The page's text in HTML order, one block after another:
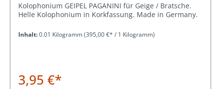
Kolophonium GEIPEL PAGANINI für Geige / Bratsche.
Helle Kolophonium in Korkfassung. Made in Germany.
Inhalt:0.01 Kilogramm(395,00 €* / 1 Kilogramm)
3,95 €*